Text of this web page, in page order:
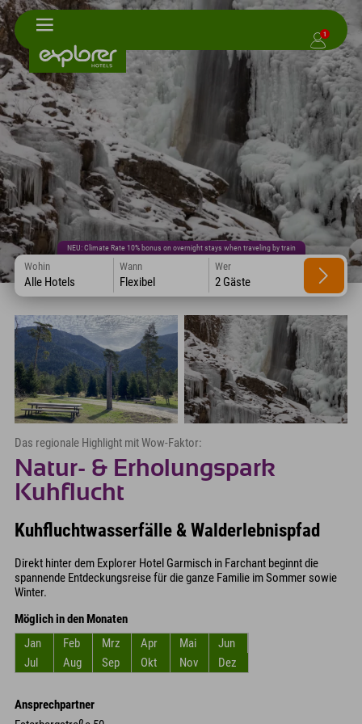
1
NEU: Climate Rate 10% bonus on overnight stays when traveling by train
Wohin
Alle Hotels
Wann
Flexibel
Wer
2 Gäste
Das regionale Highlight mit Wow-Faktor:
Natur- & Erholungspark
Kuhflucht
Kuhfluchtwasserfälle & Walderlebnispfad
Direkt hinter dem Explorer Hotel Garmisch in Farchant beginnt die
spannende Entdeckungsreise für die ganze Familie im Sommer sowie
Winter.
Möglich in den Monaten
Jan
Feb Mrz Apr Mai
Jun
Jul
Aug Sep Okt Nov Dez
Ansprechpartner